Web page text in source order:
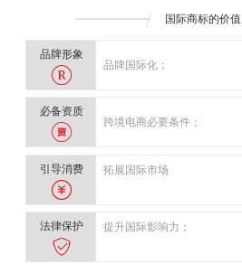
国际商标的价值
品牌形象
品牌国际化；
必备资质
跨境电商必要条件；
引导消费 拓展国际市场
法律保护 提升国际影响力；